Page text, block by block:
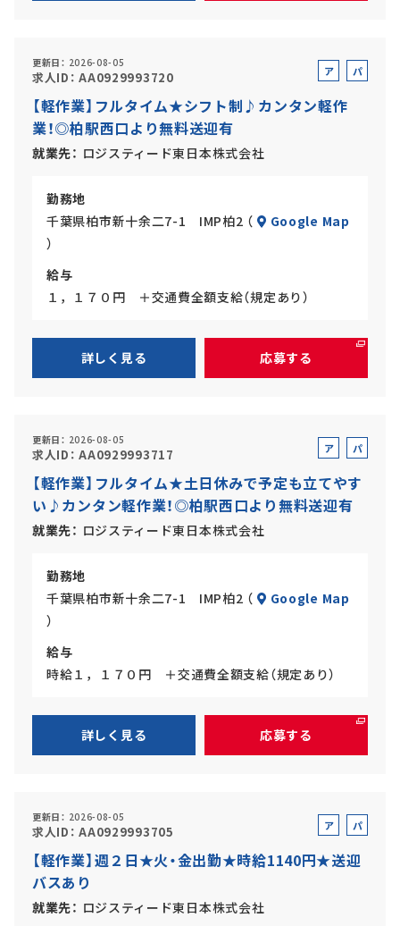
更新日 2026-08-05
求人ID AA0929993720
ア
バ
パ
【軽作業】フルタイム★シフト制♪カンタン軽作
業！◎柏駅西口より無料送迎有
就業先 ロジスティード東日本株式会社
勤務地
千葉県柏市新十余二7-1 IMP柏2 （
Google Map
）
給与
１，１７０円 ＋交通費全額支給（規定あり）
詳しく見る 応募する
更新日 2026-08-05
求人ID AA0929993717
ア
バ
イ
パ
ト
【軽作業】フルタイム★土日休みで予定も立てやす
い♪カンタン軽作業！◎柏駅西口より無料送迎有
就業先 ロジスティード東日本株式会社
勤務地
千葉県柏市新十余二7-1 IMP柏2 （
Google Map
）
給与
時給１，１７０円 ＋交通費全額支給（規定あり）
詳しく見る 応募する
更新日 2026-08-05
求人ID AA0929993705
ア
バ
パ
ト
【軽作業】週２日★火・金出勤★時給1140円★送迎
バスあり
就業先 ロジスティード東日本株式会社